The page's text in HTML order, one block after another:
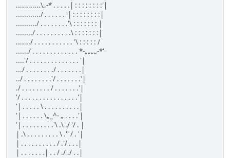
............\„-* . . . . .| : : : : : : : :'|
............/ . . . . . . '| : : : : : : : :|
........../ . . . . . . . .'\ : : : : : : : |
......../ . . . . . . . . . .\ : : : : : : :|
......./ . . . . . . . . . . . '\ : : : : : /
....../ . . . . . . . . . . . . . *-„„„„-*'
....'/ . . . . . . . . . . . . . . '|
.../ . . . . . . . ./ . . . . . . .|
../ . . . . . . . .'/ . . . . . . .'|
./ . . . . . . . . / . . . . . . .'|
'/ . . . . . . . . . . . . . . . .'|
'| . . . . . \ . . . . . . . . . .|
'| . . . . . . \„_^- „ . . . .'|
'| . . . . . . . . .'\ .\ ./ '/ . |
| .\ . . . . . . . . . \ .'' / . '|
| . . . . . . . . . . / .'/ . . .|
| . . . . . . .| . . / ./ ./ . .|